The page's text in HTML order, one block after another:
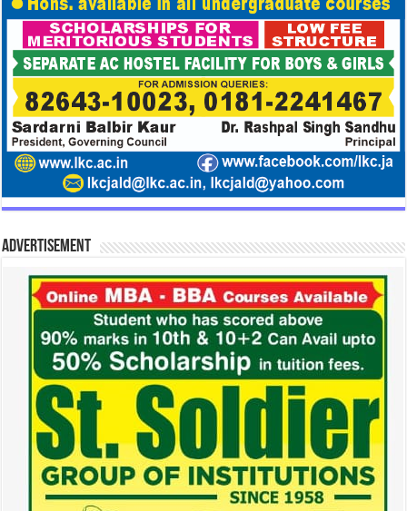
Advertisement